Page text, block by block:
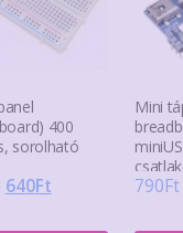
400
sorolható
Original
640FtCurrent
Mini
790Ft